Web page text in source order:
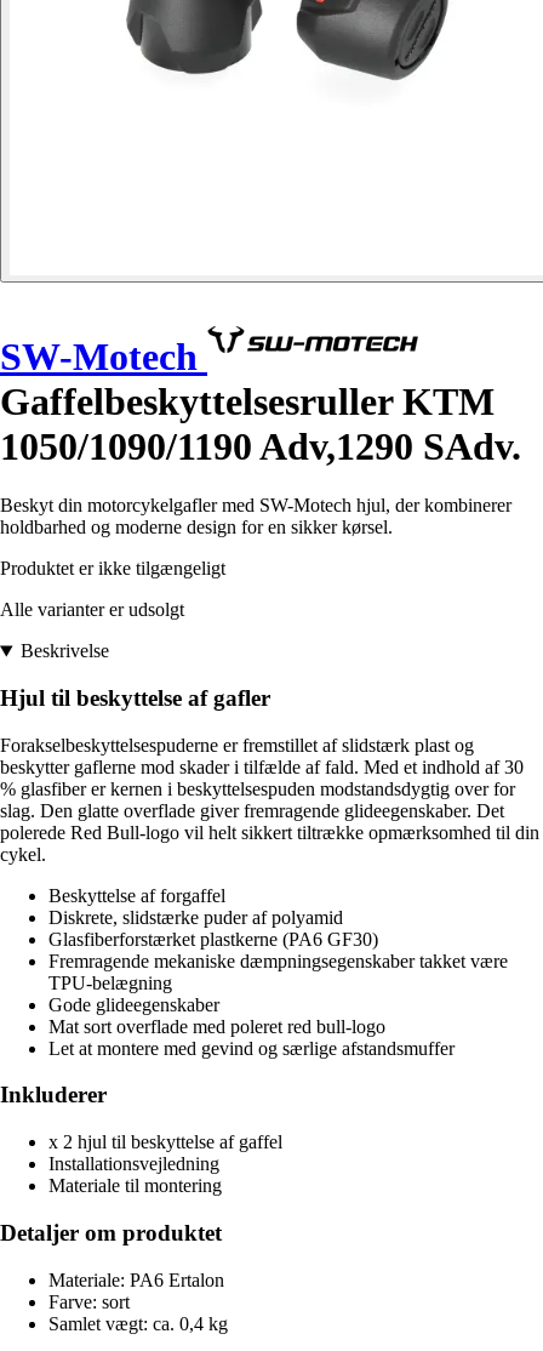
SW-Motech
Gaffelbeskyttelsesruller KTM
1050/1090/1190 Adv,1290 SAdv.
Beskyt din motorcykelgafler med SW-Motech hjul, der kombinerer
holdbarhed og moderne design for en sikker kørsel.
Produktet er ikke tilgængeligt
Alle varianter er udsolgt
Beskrivelse
Hjul til beskyttelse af gafler
Forakselbeskyttelsespuderne er fremstillet af slidstærk plast og
beskytter gaflerne mod skader i tilfælde af fald. Med et indhold af 30
% glasfiber er kernen i beskyttelsespuden modstandsdygtig over for
slag. Den glatte overflade giver fremragende glideegenskaber. Det
polerede Red Bull-logo vil helt sikkert tiltrække opmærksomhed til din
cykel.
Beskyttelse af forgaffel
Diskrete, slidstærke puder af polyamid
Glasfiberforstærket plastkerne (PA6 GF30)
Fremragende mekaniske dæmpningsegenskaber takket være
TPU-belægning
Gode glideegenskaber
Mat sort overflade med poleret red bull-logo
Let at montere med gevind og særlige afstandsmuffer
Inkluderer
x 2 hjul til beskyttelse af gaffel
Installationsvejledning
Materiale til montering
Detaljer om produktet
Materiale: PA6 Ertalon
Farve: sort
Samlet vægt: ca. 0,4 kg